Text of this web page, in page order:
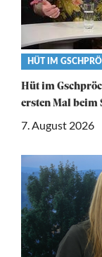
Video
category
HÜT IM
Hüt im
ersten Mal beim
7. August 2026